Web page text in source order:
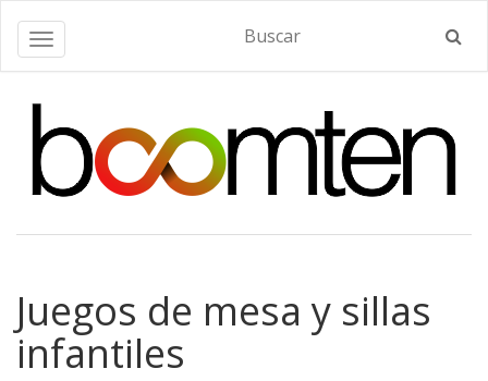
Alternar navegación
Juegos de mesa y sillas
infantiles